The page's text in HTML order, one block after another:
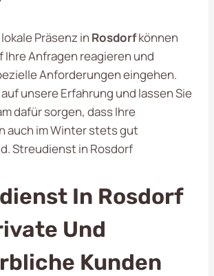
Präsenz in Rosdorfkönnen
Ihre Anfragen reagieren und
Anforderungen eingehen.
unsere Erfahrung und lassen Sie
dafür sorgen, dass Ihre
auch im Winter stets gut
Streudienst in Rosdorf
In Rosdorf
Und
Kunden